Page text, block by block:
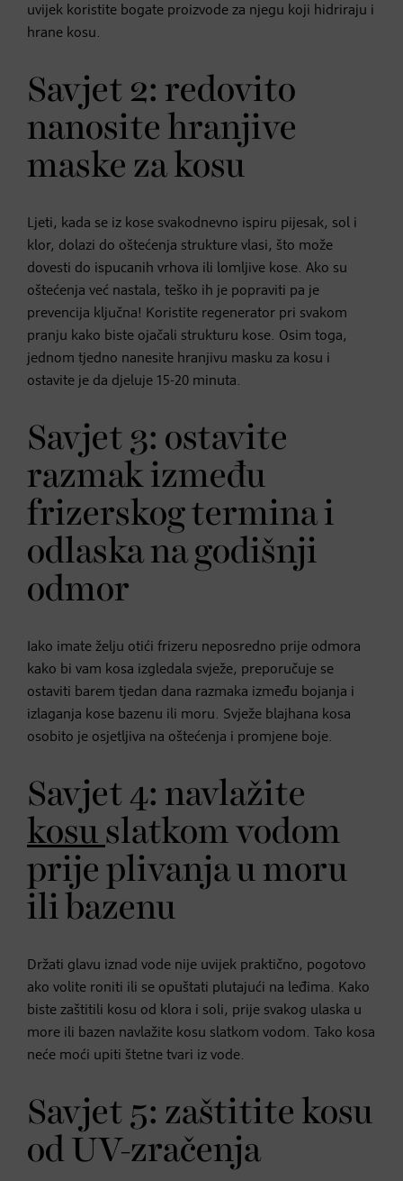
uvijek koristite bogate proizvode za njegu koji hidriraju i
hrane kosu.
Savjet 2: redovito
nanosite hranjive
maske za kosu
Ljeti, kada se iz kose svakodnevno ispiru pijesak, sol i
klor, dolazi do oštećenja strukture vlasi, što može
dovesti do ispucanih vrhova ili lomljive kose. Ako su
oštećenja već nastala, teško ih je popraviti pa je
prevencija ključna! Koristite regenerator pri svakom
pranju kako biste ojačali strukturu kose. Osim toga,
jednom tjedno nanesite hranjivu masku za kosu i
ostavite je da djeluje 15-20 minuta.
Savjet 3: ostavite
razmak između
frizerskog termina i
odlaska na godišnji
odmor
Iako imate želju otići frizeru neposredno prije odmora
kako bi vam kosa izgledala svježe, preporučuje se
ostaviti barem tjedan dana razmaka između bojanja i
izlaganja kose bazenu ili moru. Svježe blajhana kosa
osobito je osjetljiva na oštećenja i promjene boje.
Savjet 4: navlažite
kosu slatkom vodom
prije plivanja u moru
ili bazenu
Držati glavu iznad vode nije uvijek praktično, pogotovo
ako volite roniti ili se opuštati plutajući na leđima. Kako
biste zaštitili kosu od klora i soli, prije svakog ulaska u
more ili bazen navlažite kosu slatkom vodom. Tako kosa
neće moći upiti štetne tvari iz vode.
Savjet 5: zaštitite kosu
od UV-zračenja